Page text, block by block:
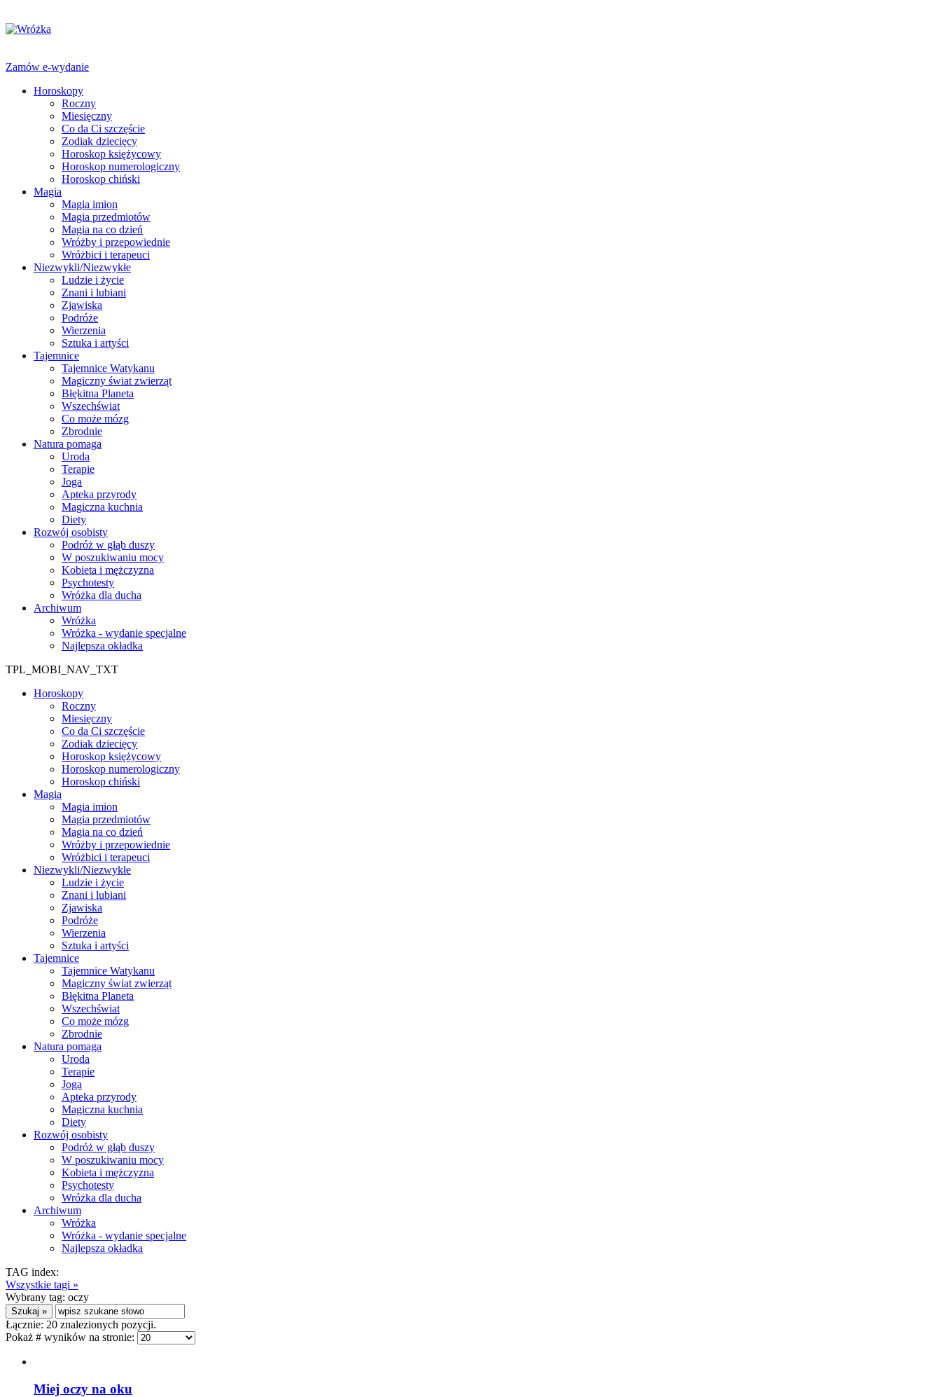
Zamów e-wydanie
Horoskopy
Roczny
Miesięczny
Co da Ci szczęście
Zodiak dziecięcy
Horoskop księżycowy
Horoskop numerologiczny
Horoskop chiński
Magia
Magia imion
Magia przedmiotów
Magia na co dzień
Wróżby i przepowiednie
Wróżbici i terapeuci
Niezwykli/Niezwykłe
Ludzie i życie
Znani i lubiani
Zjawiska
Podróże
Wierzenia
Sztuka i artyści
Tajemnice
Tajemnice Watykanu
Magiczny świat zwierząt
Błękitna Planeta
Wszechświat
Co może mózg
Zbrodnie
Natura pomaga
Uroda
Terapie
Joga
Apteka przyrody
Magiczna kuchnia
Diety
Rozwój osobisty
Podróż w głąb duszy
W poszukiwaniu mocy
Kobieta i mężczyzna
Psychotesty
Wróżka dla ducha
Archiwum
Wróżka
Wróżka - wydanie specjalne
Najlepsza okładka
TPL_MOBI_NAV_TXT
Horoskopy
Roczny
Miesięczny
Co da Ci szczęście
Zodiak dziecięcy
Horoskop księżycowy
Horoskop numerologiczny
Horoskop chiński
Magia
Magia imion
Magia przedmiotów
Magia na co dzień
Wróżby i przepowiednie
Wróżbici i terapeuci
Niezwykli/Niezwykłe
Ludzie i życie
Znani i lubiani
Zjawiska
Podróże
Wierzenia
Sztuka i artyści
Tajemnice
Tajemnice Watykanu
Magiczny świat zwierząt
Błękitna Planeta
Wszechświat
Co może mózg
Zbrodnie
Natura pomaga
Uroda
Terapie
Joga
Apteka przyrody
Magiczna kuchnia
Diety
Rozwój osobisty
Podróż w głąb duszy
W poszukiwaniu mocy
Kobieta i mężczyzna
Psychotesty
Wróżka dla ducha
Archiwum
Wróżka
Wróżka - wydanie specjalne
Najlepsza okładka
TAG index:
Wszystkie tagi »
Wybrany tag: oczy
Łącznie: 20 znalezionych pozycji.
Pokaż # wyników na stronie:
Miej oczy na oku